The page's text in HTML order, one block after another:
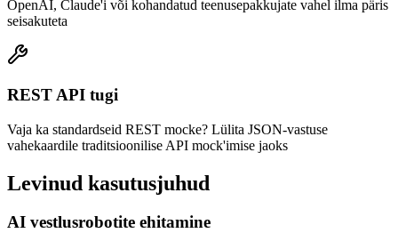
OpenAI, Claude'i või kohandatud teenusepakkujate vahel ilma päris
seisakuteta
REST API tugi
Vaja ka standardseid REST mocke? Lülita JSON-vastuse
vahekaardile traditsioonilise API mock'imise jaoks
Levinud kasutusjuhud
AI vestlusrobotite ehitamine